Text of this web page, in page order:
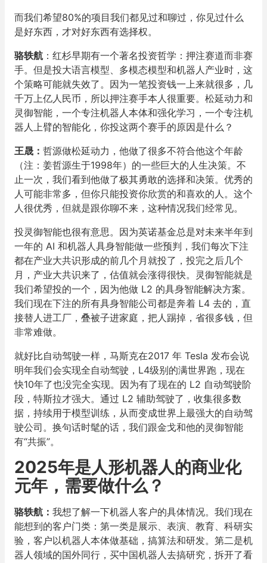
而我们希望80%的项目我们都见过和聊过，你见过什么
是好东西，才对好东西有选择权。
骆轶航 ：红杉早期有一个著名投资哲学：押注赛道而非赛
手。但是投大语言模型、多模态模型和机器人产业时，这
个策略可能就失效了。因为一笔投资钱一上来就很多，几
千万上亿人民币，所以押注赛手本人很重要。 松延动力和
灵御智能，一个专注机器人本体和强化学习，一个专注机
器人上臂的智能化，你投这两个赛手的原因是什么？
王晟 ： 哲源做松延动力，他做了很多不符合他这个年龄
（注：姜哲源生于1998年）的一些巨大的人生决策。不
止一次，我们看到他做了极其勇敢的选择和决策。优秀的
人可能非常多，但你只能投资你欣赏的和喜欢的人。这个
人很优秀，但就是跟你聊不来，这种情况我们经常见。
投灵御智能也很有意思。因为英诺基金总是对未来半年到
一年的 AI 和机器人具身智能做一些预判，我们每次下注
都在产业大共识形成的前几个月就投了，投完之后几个
月，产业大共识来了，估值就会涨得很快。灵御智能就是
我们希望投的一个，因为他做 L2 的具身智能解决方案。
我们现在下注的所有具身智能公司都是奔着 L4 去的，直
接替人进工厂，叠被子进家庭，把人踢掉，省很多钱，但
非常难做。
就好比自动驾驶一样，马斯克在2017 年 Tesla 发布会说
明年我们会实现全自动驾驶，L4级别的满世界跑，现在
快10年了也没完全实现。因为有了现在的 L2 自动驾驶阶
段，特斯拉才强大。通过 L2 辅助驾驶了，收集很多数
据，持续用于模型训练，从而变成世界上最强大的自动驾
驶公司。换句话时髦的话，我们跟金戈和他的灵御智能
有“共振”。
2025年是人形机器人的商业化
元年，需要做什么？
骆轶航 ： 我想了解一下机器人客户的具体情况。我们现在
能想到的客户门类：第一类是展示、表演、教育、科研实
验，客户以机器人本体做基础，搞算法和研发。第二是机
器人领域的国外同行，买中国机器人去搞研究，拆开了看